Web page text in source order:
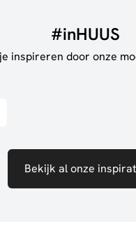
#inHUUS
inspireren door onze
Bekijk al onze